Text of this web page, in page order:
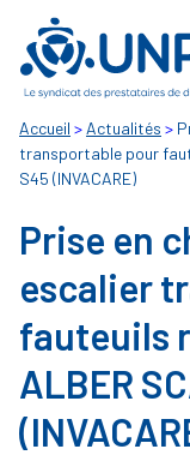
Accueil > Actualités >
transportable pour
S45 (INVACARE)
Prise en
escalier
fauteuils
ALBER